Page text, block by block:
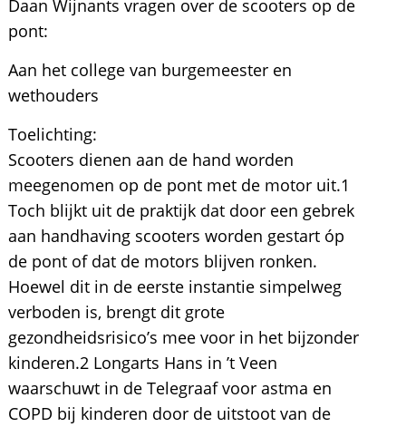
Daan Wijnants vragen over de scooters op de
pont:
Aan het college van burgemeester en
wethouders
Toelichting:
Scooters dienen aan de hand worden
meegenomen op de pont met de motor uit.1
Toch blijkt uit de praktijk dat door een gebrek
aan handhaving scooters worden gestart óp
de pont of dat de motors blijven ronken.
Hoewel dit in de eerste instantie simpelweg
verboden is, brengt dit grote
gezondheidsrisico’s mee voor in het bijzonder
kinderen.2 Longarts Hans in ’t Veen
waarschuwt in de Telegraaf voor astma en
COPD bij kinderen door de uitstoot van de